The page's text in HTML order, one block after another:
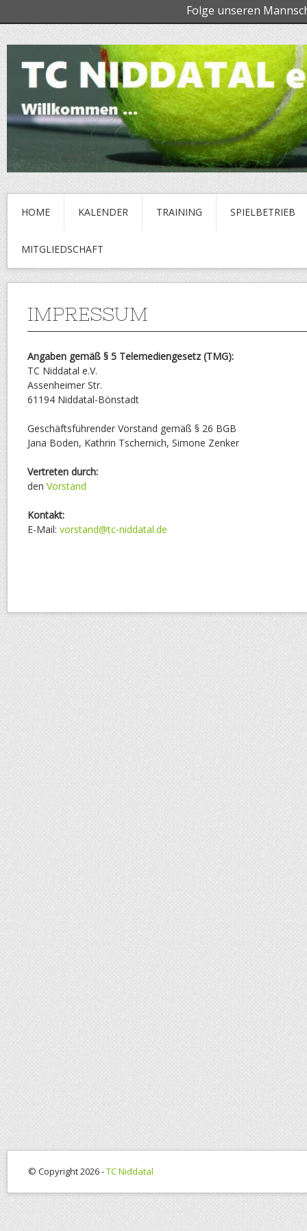
HOME KALENDER TRAINING SPIELBETRIEB
MITGLIEDSCHAFT
IMPRESSUM
Angaben gemäß § 5 Telemediengesetz (TMG):
TC Niddatal e.V.
Assenheimer Str.
61194 Niddatal-Bönstadt
Geschäftsführender Vorstand gemäß § 26 BGB
Jana Boden, Kathrin Tschernich, Simone Zenker
Vertreten durch:
den Vorstand
Kontakt:
E-Mail: vorstand@tc-niddatal.de
© Copyright 2026 -TC Niddatal
Folge unseren